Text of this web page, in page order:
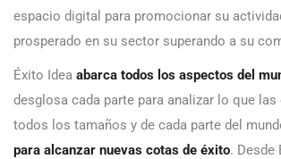
espacio digital para promocionar su
prosperado en su sector superando a su
Éxito Idea abarca todos los aspectos del
desglosa cada parte para analizar lo que las
todos los tamaños y de cada parte del
para alcanzar nuevas cotas de éxito. Desde